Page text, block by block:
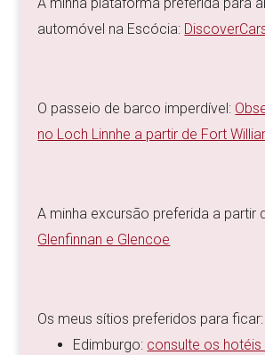
automóvel na Escócia:
O passeio de barco imperdível:
no Loch Linnhe a partir de Fort
A minha excursão preferida a partir
Glenfinnan e Glencoe
Os meus sítios preferidos para ficar:
Edimburgo: consulte os